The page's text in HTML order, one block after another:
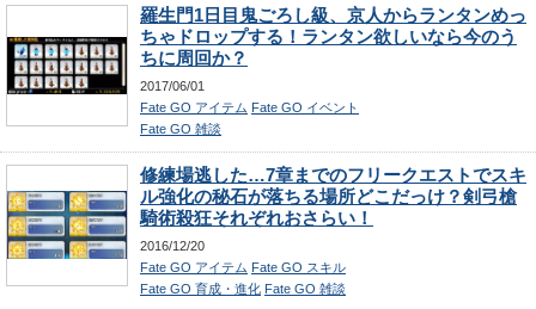
羅生門1日目鬼ごろし級、京人からランタンめっ
ちゃドロップする！ランタン欲しいなら今のう
ちに周回か？
2017/06/01
Fate GO アイテム Fate GO イベント
Fate GO 雑談
修練場逃した…7章までのフリークエストでスキ
ル強化の秘石が落ちる場所どこだっけ？剣弓槍
騎術殺狂それぞれおさらい！
2016/12/20
Fate GO アイテム Fate GO スキル
Fate GO 育成・進化 Fate GO 雑談